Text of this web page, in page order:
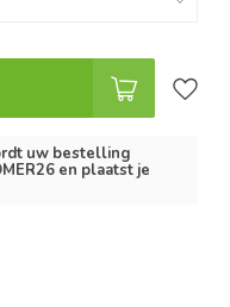
uw bestelling
en plaatst je